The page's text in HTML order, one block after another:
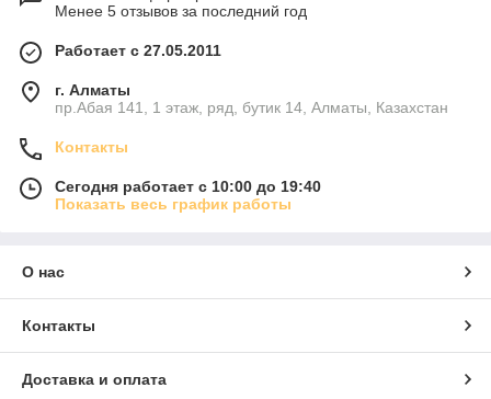
Менее 5 отзывов за последний год
Работает с 27.05.2011
г. Алматы
пр.Абая 141, 1 этаж, ряд, бутик 14, Алматы, Казахстан
Контакты
Сегодня работает с 10:00 до 19:40
Показать весь график работы
О нас
Контакты
Доставка и оплата